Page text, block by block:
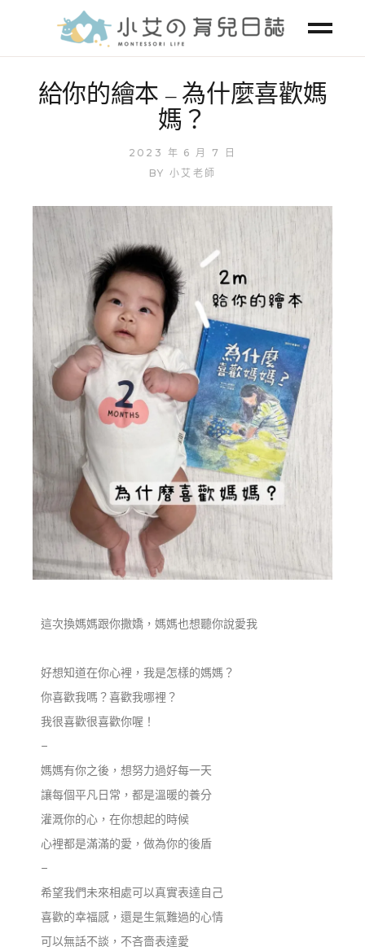
給你的繪本 – 為什麼喜歡媽
媽？
2023 年 6 月 7 日
BY 小艾老師
這次換媽媽跟你撒嬌，媽媽也想聽你說愛我
好想知道在你心裡，我是怎樣的媽媽？
你喜歡我嗎？喜歡我哪裡？
我很喜歡很喜歡你喔！
–
媽媽有你之後，想努力過好每一天
讓每個平凡日常，都是溫暖的養分
灌溉你的心，在你想起的時候
心裡都是滿滿的愛，做為你的後盾
–
希望我們未來相處可以真實表達自己
喜歡的幸福感，還是生氣難過的心情
可以無話不談，不吝嗇表達愛